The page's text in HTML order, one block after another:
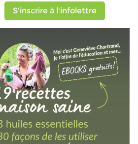
inefficaces
S'inscrire à l'infolettre